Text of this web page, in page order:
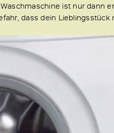
ist nur dann
dass dein